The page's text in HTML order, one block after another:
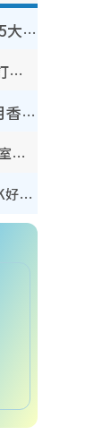
【8月生日優惠2026】全港85大食買玩著數攻略 自助餐/火鍋放題同行免費＋誠品/DONKI送現金券
人夫集團｜Klook套票/優先訂票/公開發售搶飛攻略！附票價.購票連結.場地座位表
BIGBANG演唱會2026｜11月香港啟德開3場！實名制VIP申請、優先購票攻略
香港室內好去處｜逾35大歎冷氣室內好去處推介 室內活動免費避雨無懼落雨
唱K推介2026︱全港13大卡啦OK好去處！最平$36起 日文K都有！(附地址+收費詳情)